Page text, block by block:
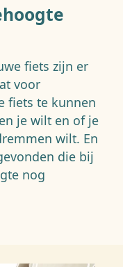
fiets zijn er
voor
fiets te kunnen
je wilt en of je
wilt. En
die bij
nog